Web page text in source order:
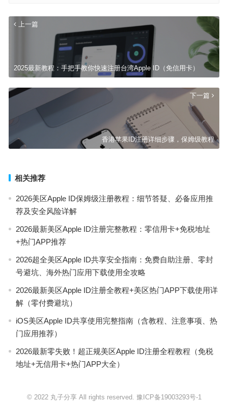
上一篇
2025最新教程：手把手教你快速注册台湾Apple ID（免信用卡）
下一篇
香港苹果ID注册详细步骤，保姆级教程
相关推荐
2026美区Apple ID保姆级注册教程：细节答疑、必备应用推
荐及安全风险详解
2026最新美区Apple ID注册完整教程：零信用卡+免税地址
+热门APP推荐
2026超全美区Apple ID共享安全指南：免费自助注册、零封
号避坑、海外热门应用下载使用全攻略
2026最新美区Apple ID注册全教程+美区热门APP下载使用详
解（零付费避坑）
iOS美区Apple ID共享使用完整指南（含教程、注意事项、热
门应用推荐）
2026最新零失败！超正规美区Apple ID注册全程教程（免税
地址+无信用卡+热门APP大全）
© 2022 丸子分享 All rights reserved. 豫ICP备19003293号-1